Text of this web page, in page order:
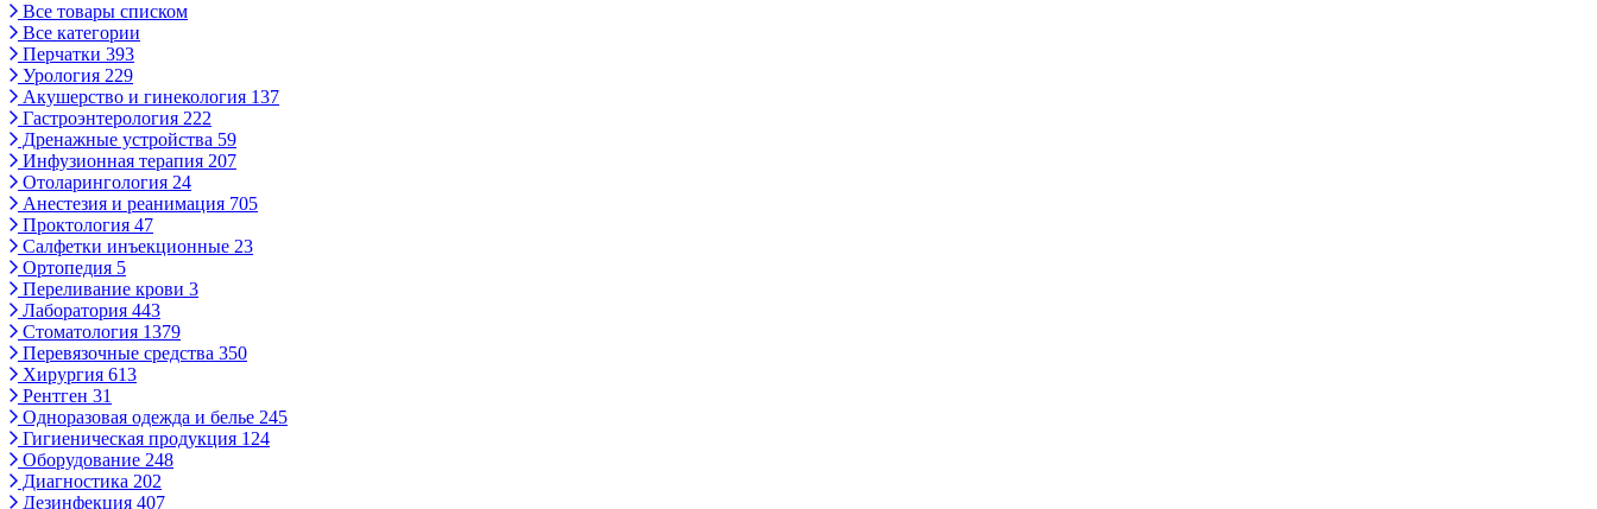
Все товары списком
Все категории
Перчатки 393
Урология 229
Акушерство и гинекология 137
Гастроэнтерология 222
Дренажные устройства 59
Инфузионная терапия 207
Отоларингология 24
Анестезия и реанимация 705
Проктология 47
Салфетки инъекционные 23
Ортопедия 5
Переливание крови 3
Лаборатория 443
Стоматология 1379
Перевязочные средства 350
Хирургия 613
Рентген 31
Одноразовая одежда и белье 245
Гигиеническая продукция 124
Оборудование 248
Диагностика 202
Дезинфекция 407